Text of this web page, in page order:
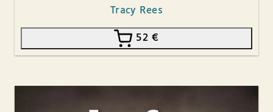
Tracy Rees
52€